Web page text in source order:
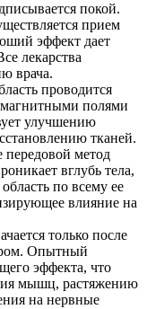
покой.
прием
эффект дает
лекарства
врача.
проводится
магнитными полями
улучшению
тканей.
передовой метод
вглубь тела,
по всему ее
влияние на
только после
Опытный
эффекта, что
мышц, растяжению
на нервные